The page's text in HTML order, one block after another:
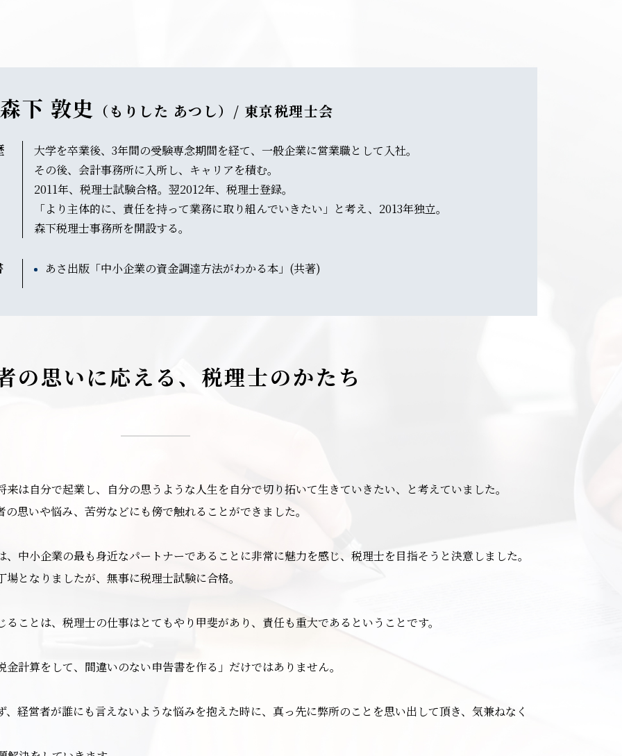
森下 敦史 （もりした あつし）/ 東京税理士会
大学を卒業後、3年間の受験専念期間を経て、一般企業に営業職として入社。
その後、会計事務所に入所し、キャリアを積む。
2011年、税理士試験合格。翌2012年、税理士登録。
「より主体的に、責任を持って業務に取り組んでいきたい」と考え、2013年独立。
森下税理士事務所を開設する。
あさ出版「中小企業の資金調達方法がわかる本」(共著)
の思いに応える、 税理士のかたち
は自分で起業し、自分の思うような人生を自分で切り拓いて生きていきたい、と考えていました。
思いや悩み、苦労などにも傍で触れることができました。
中小企業の最も身近なパートナーであることに非常に魅力を感じ、税理士を目指そうと決意しました。
となりましたが、無事に税理士試験に合格。
ことは、税理士の仕事はとてもやり甲斐があり、責任も重大であるということです。
計算をして、間違いのない申告書を作る」だけではありません。
経営者が誰にも言えないような悩みを抱えた時に、真っ先に弊所のことを思い出して頂き、気兼ねなく